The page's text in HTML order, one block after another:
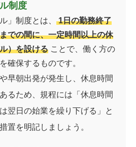
制度
」制度とは、 1日の勤務終了
での間に、一定時間以上の休
）を設ける ことで、働く方の
確保するものです。
早朝出発が発生し、休息時間
るため、規程には「休息時間
翌日の始業を繰り下げる」と
置を明記しましょう。